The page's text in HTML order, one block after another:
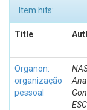
Item hits:
Title
Organon:
organização
pessoal